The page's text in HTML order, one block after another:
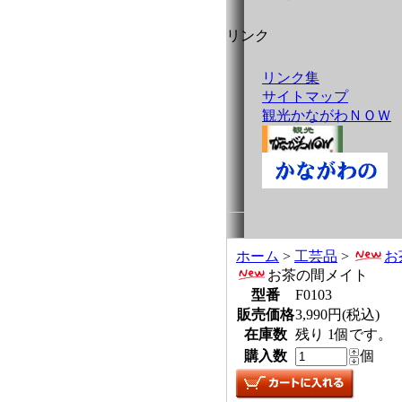
リンク
リンク集
サイトマップ
観光かながわＮＯＷ
ホーム > 工芸品 >
お
お茶の間メイト
型番
F0103
販売価格3,990円(税込)
在庫数 残り 1個です。
購入数
個